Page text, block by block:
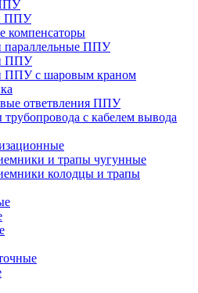
ППУ
компенсаторы
параллельные ППУ
ППУ
ППУ с шаровым краном
ответвления ППУ
с кабелем вывода
и трапы чугунные
колодцы и трапы